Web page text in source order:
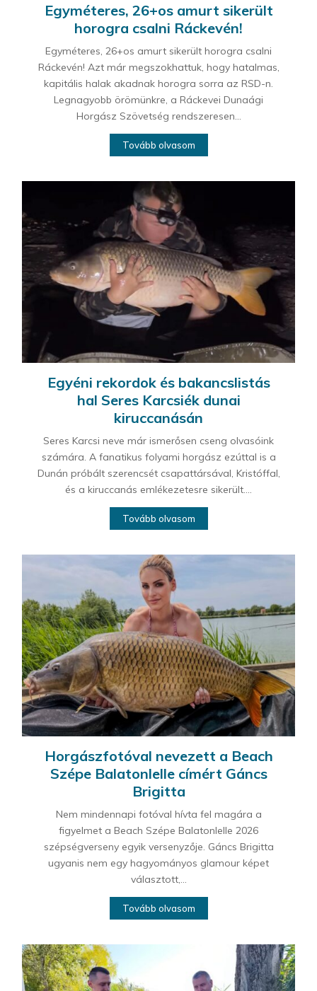
Egyméteres, 26+os amurt sikerült
horogra csalni Ráckevén!
Egyméteres, 26+os amurt sikerült horogra csalni
Ráckevén! Azt már megszokhattuk, hogy hatalmas,
kapitális halak akadnak horogra sorra az RSD-n.
Legnagyobb örömünkre, a Ráckevei Dunaági
Horgász Szövetség rendszeresen...
Tovább olvasom
Egyéni rekordok és bakancslistás
hal Seres Karcsiék dunai
kiruccanásán
Seres Karcsi neve már ismerősen cseng olvasóink
számára. A fanatikus folyami horgász ezúttal is a
Dunán próbált szerencsét csapattársával, Kristóffal,
és a kiruccanás emlékezetesre sikerült....
Tovább olvasom
Horgászfotóval nevezett a Beach
Szépe Balatonlelle címért Gáncs
Brigitta
Nem mindennapi fotóval hívta fel magára a
figyelmet a Beach Szépe Balatonlelle 2026
szépségverseny egyik versenyzője. Gáncs Brigitta
ugyanis nem egy hagyományos glamour képet
választott,...
Tovább olvasom